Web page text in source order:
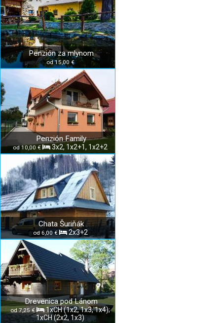
Penzión za mlynom
od 15,00 €
Penzión Family
od 10,00 € 3x2, 1x2+1, 1x2+2
Chata Šuriňák
od 6,00 € 2x3+2
Drevenica pod Lánom
od 7,25 €
1xCH (1x2, 1x3, 1x4);
1xCH (2x2, 1x3)